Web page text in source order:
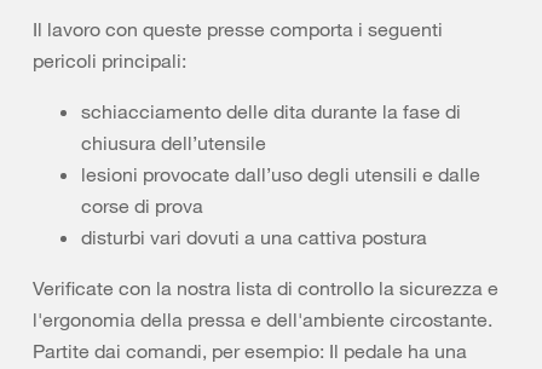
Il lavoro con queste presse comporta i seguenti
pericoli principali:
schiacciamento delle dita durante la fase di
chiusura dell’utensile
lesioni provocate dall’uso degli utensili e dalle
corse di prova
disturbi vari dovuti a una cattiva postura
Verificate con la nostra lista di controllo la sicurezza e
l'ergonomia della pressa e dell'ambiente circostante.
Partite dai comandi, per esempio: Il pedale ha una